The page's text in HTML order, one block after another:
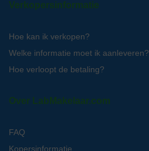
Verkopersinformatie
Hoe kan ik verkopen?
Welke informatie moet ik aanleveren?
Hoe verloopt de betaling?
Over LabMakelaar.com
FAQ
Kopersinformatie